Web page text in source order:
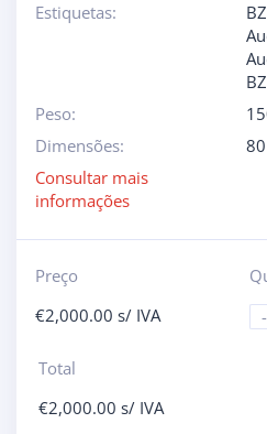
Estiquetas:
Peso:
Dimensões:
Consultar mais
informações
Preço
€2,000.00 s/ IVA
-
Total
€2,000.00 s/ IVA